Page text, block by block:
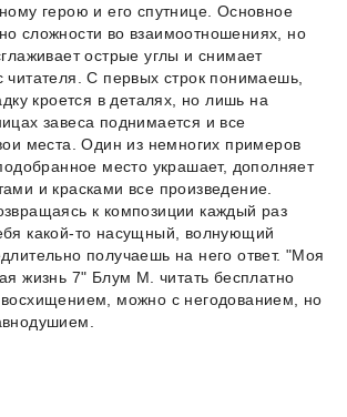
герою и его спутнице. Основное
сложности во взаимоотношениях, но
острые углы и снимает
читателя. С первых строк понимаешь,
кроется в деталях, но лишь на
завеса поднимается и все
места. Один из немногих примеров
место украшает, дополняет
и красками все произведение.
к композиции каждый раз
какой-то насущный, волнующий
получаешь на него ответ. "Моя
жизнь 7" Блум М. читать бесплатно
можно с негодованием, но